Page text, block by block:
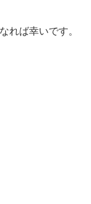
れば幸いです。